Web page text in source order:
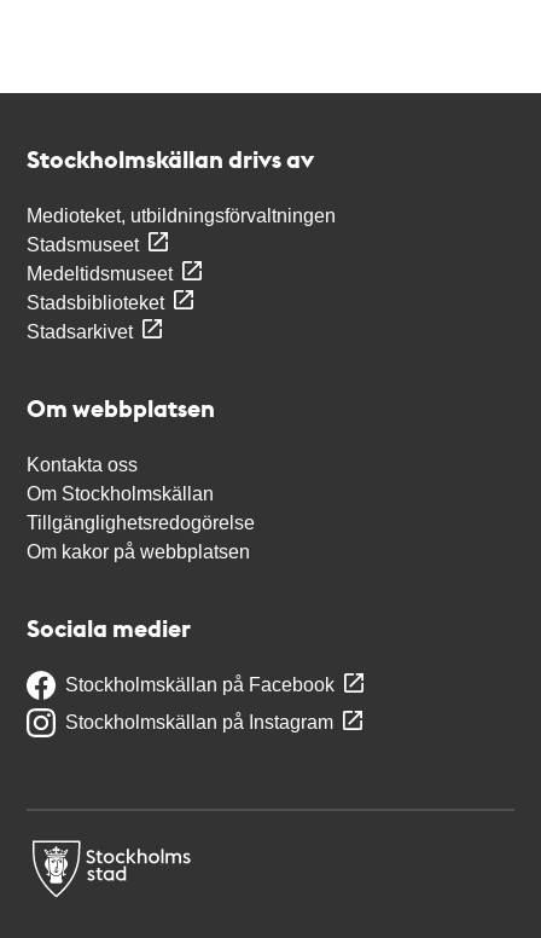
Stockholmskällan drivs av
Medioteket, utbildningsförvaltningen
Stadsmuseet
Medeltidsmuseet
Stadsbiblioteket
Stadsarkivet
Om webbplatsen
Kontakta oss
Om Stockholmskällan
Tillgänglighetsredogörelse
Om kakor på webbplatsen
Sociala medier
Stockholmskällan på Facebook
Stockholmskällan på Instagram